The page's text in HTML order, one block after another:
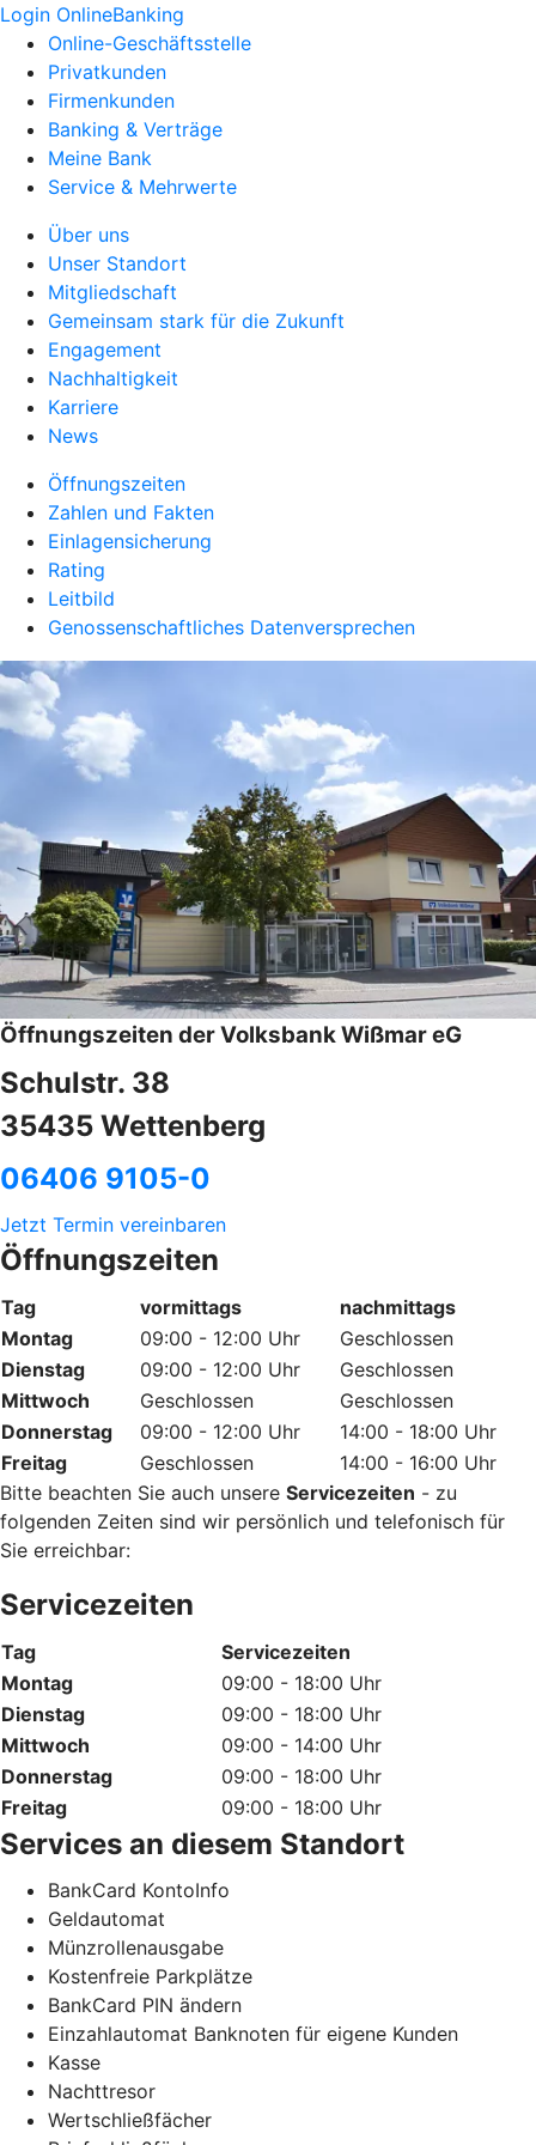
Login OnlineBanking
Online-Geschäftsstelle
Privatkunden
Firmenkunden
Banking & Verträge
Meine Bank
Service & Mehrwerte
Über uns
Unser Standort
Mitgliedschaft
Gemeinsam stark für die Zukunft
Engagement
Nachhaltigkeit
Karriere
News
Öffnungszeiten
Zahlen und Fakten
Einlagensicherung
Rating
Leitbild
Genossenschaftliches Datenversprechen
Öffnungszeiten der Volksbank Wißmar eG
Schulstr. 38
35435 Wettenberg
06406 9105-0
Jetzt Termin vereinbaren
Öffnungszeiten
Tag vormittags
nachmittags
Montag
09:00 - 12:00 Uhr
Geschlossen
Dienstag
09:00 - 12:00 Uhr
Geschlossen
Mittwoch
Geschlossen
Geschlossen
Donnerstag
09:00 - 12:00 Uhr
14:00 - 18:00 Uhr
Freitag
Geschlossen
14:00 - 16:00 Uhr
Bitte beachten Sie auch unsere Servicezeiten - zu
folgenden Zeiten sind wir persönlich und telefonisch für
Sie erreichbar:
Servicezeiten
Tag
Servicezeiten
Montag
09:00 - 18:00 Uhr
Dienstag
09:00 - 18:00 Uhr
Mittwoch
09:00 - 14:00 Uhr
Donnerstag
09:00 - 18:00 Uhr
Freitag
09:00 - 18:00 Uhr
Services an diesem Standort
BankCard KontoInfo
Geldautomat
Münzrollenausgabe
Kostenfreie Parkplätze
BankCard PIN ändern
Einzahlautomat Banknoten für eigene Kunden
Kasse
Nachttresor
Wertschließfächer